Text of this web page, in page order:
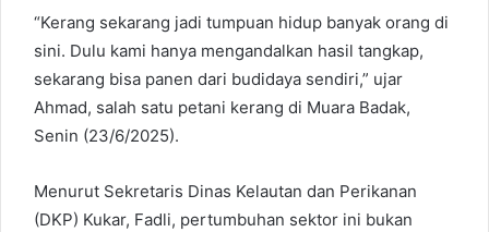
“Kerang sekarang jadi tumpuan hidup banyak orang di
sini. Dulu kami hanya mengandalkan hasil tangkap,
sekarang bisa panen dari budidaya sendiri,” ujar
Ahmad, salah satu petani kerang di Muara Badak,
Senin (23/6/2025).
Menurut Sekretaris Dinas Kelautan dan Perikanan
(DKP) Kukar, Fadli, pertumbuhan sektor ini bukan